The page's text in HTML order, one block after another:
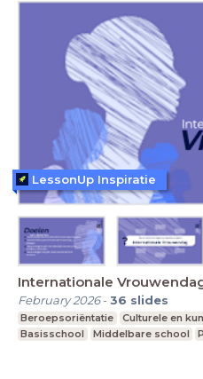
Internationale
February 2026-36 slides
Beroepsoriëntatie Culturele en
Basisschool
Middelbare school
LessonUp Inspiratie